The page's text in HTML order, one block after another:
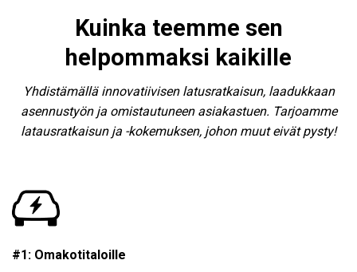
Kuinka teemme sen
helpommaksi kaikille
Yhdistämällä innovatiivisen latusratkaisun, laadukkaan
asennustyön ja omistautuneen asiakastuen. Tarjoamme
latausratkaisun ja -kokemuksen, johon muut eivät pysty!
#1: Omakotitaloille